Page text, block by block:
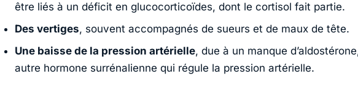
être liés à un déficit en glucocorticoïdes, dont le cortisol fait partie.
Des vertiges, souvent accompagnés de sueurs et de maux de tête.
Une baisse de la pression artérielle, due à un manque
autre hormone surrénalienne qui régule la pression artérielle.